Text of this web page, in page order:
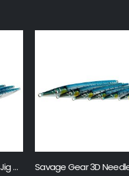
Savage Gear 3D Needle Jig 40 gr